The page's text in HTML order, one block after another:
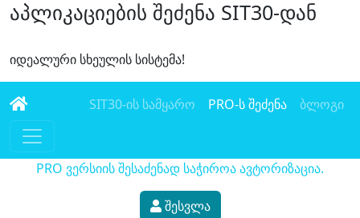
აპლიკაციების შეძენა SIT30-დან
იდეალური სხეულის სისტემა!
SIT30-ის სამყარო PRO-ს შეძენა ბლოგი
PRO ვერსიის შესაძენად საჭიროა ავტორიზაცია.
შესვლა